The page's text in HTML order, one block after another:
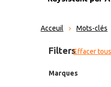
Acceuil Mots-clés
Trier par:
FiltersEffacer
Marques